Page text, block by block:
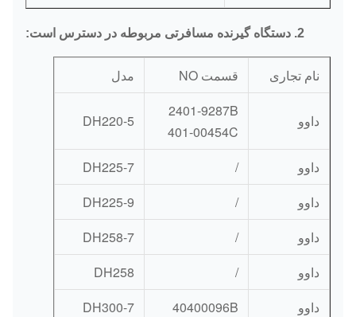
2. دستگاه گیرنده مسافرتی مربوطه در دسترس است:
نام تجاری قسمت NO مدل
داوو
2401-9287B
401-00454C
DH220-5
داوو /
DH225-7
داوو
/
DH225-9
داوو
/
DH258-7
داوو
/
DH258
داوو
40400096B
DH300-7